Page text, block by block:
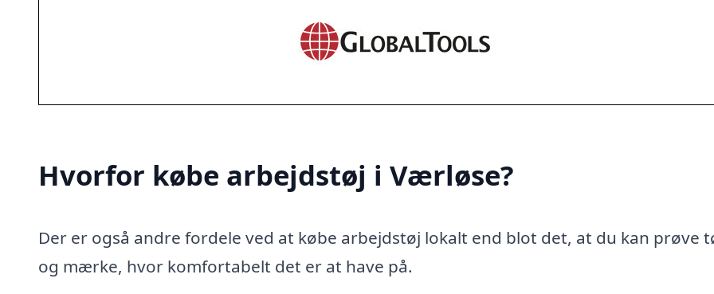
Hvorfor købe arbejdstøj i Værløse?
Der er også andre fordele ved at købe arbejdstøj lokalt end blot det, at du kan prøve
og mærke, hvor komfortabelt det er at have på.